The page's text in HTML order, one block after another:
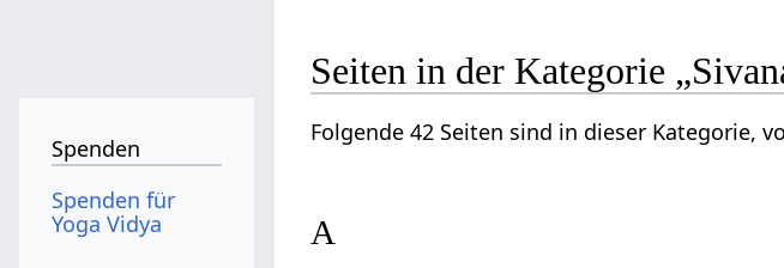
Seiten in der Kategorie
Folgende 42 Seiten sind in dieser Kategorie,
A
Spenden
Spenden für
Yoga Vidya